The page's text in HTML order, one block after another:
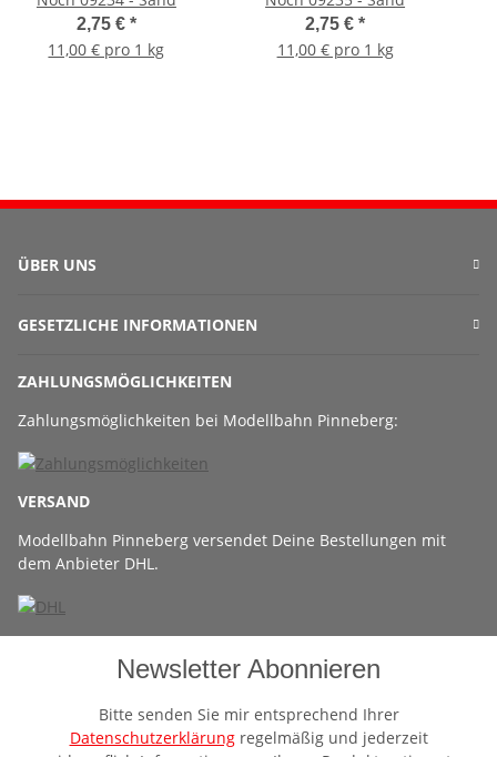
2,75 € *
11,00 € pro 1 kg
2,75 €*
11,00 € pro 1 kg
ÜBER UNS
GESETZLICHE INFORMATIONEN
ZAHLUNGSMÖGLICHKEITEN
Zahlungsmöglichkeiten bei Modellbahn Pinneberg:
VERSAND
Modellbahn Pinneberg versendet Deine Bestellungen mit
dem Anbieter DHL.
Newsletter Abonnieren
Bitte senden Sie mir entsprechend Ihrer
Datenschutzerklärungregelmäßig und jederzeit